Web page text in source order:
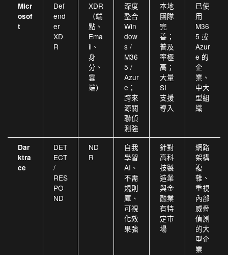
Micr
osof
t
Def
end
er
XD
R
XDR
（端
點、
Ema
il、
身
分、
雲
端）
深度
整合
Win
dow
s /
M36
5 /
Azur
e；
跨來
源關
聯偵
測強
本地
團隊
完
善；
普及
率極
高；
大量
SI
支援
導入
已使
用
M36
5 或
Azur
e 的
企
業、
中大
型組
織
Dar
ktra
ce
DET
ECT
/
RES
PO
ND
ND
R
自我
學習
AI、
不需
規則
庫、
可視
化效
果強
針對
高科
技製
造業
與金
融業
有特
定市
場
網路
架構
複
雜、
重視
內部
威脅
偵測
的大
型企
業